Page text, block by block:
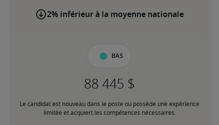
2% inférieur à la moyenne nationale
Bas
Le candidat est nouveau dans le poste ou possède une expérience
limitée et acquiert les compétences nécessaires.